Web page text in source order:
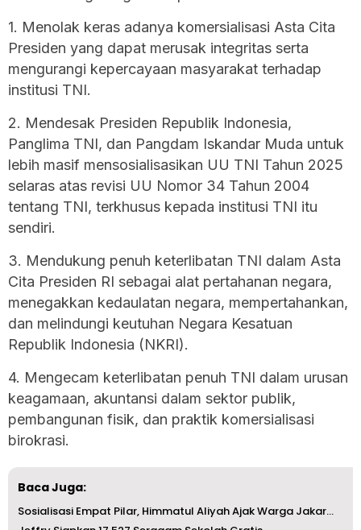
1. Menolak keras adanya komersialisasi Asta Cita
Presiden yang dapat merusak integritas serta
mengurangi kepercayaan masyarakat terhadap
institusi TNI.
2. Mendesak Presiden Republik Indonesia,
Panglima TNI, dan Pangdam Iskandar Muda untuk
lebih masif mensosialisasikan UU TNI Tahun 2025
selaras atas revisi UU Nomor 34 Tahun 2004
tentang TNI, terkhusus kepada institusi TNI itu
sendiri.
3. Mendukung penuh keterlibatan TNI dalam Asta
Cita Presiden RI sebagai alat pertahanan negara,
menegakkan kedaulatan negara, mempertahankan,
dan melindungi keutuhan Negara Kesatuan
Republik Indonesia (NKRI).
4. Mengecam keterlibatan penuh TNI dalam urusan
keagamaan, akuntansi dalam sektor publik,
pembangunan fisik, dan praktik komersialisasi
birokrasi.
Baca Juga:
Sosialisasi Empat Pilar, Himmatul Aliyah Ajak Warga Jakar...